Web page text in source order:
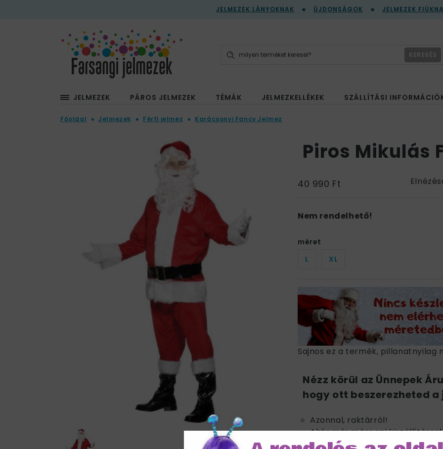
JELMEZEK LÁNYOKNAK ÚJDONSÁGOK JELMEZEK
KERESÉS
JELMEZEK PÁROS JELMEZEK TÉMÁK JELMEZKELLÉKEK SZÁLLÍTÁSI
Főoldal Jelmezek Férfi jelmez Karácsonyi Fancy Jelmez
Piros Mikulás
40 990 Ft
Nem rendelhető!
méret
L
XL
Sajnos ez a termék, pillanatnyilag
Nézz körül az Ünnepek
hogy ott beszerezheted a
Azonnal, raktárról!
Akár már másnapi